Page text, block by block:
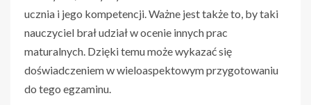
ucznia i jego kompetencji. Ważne jest także to, by taki
nauczyciel brał udział w ocenie innych prac
maturalnych. Dzięki temu może wykazać się
doświadczeniem w wieloaspektowym przygotowaniu
do tego egzaminu.